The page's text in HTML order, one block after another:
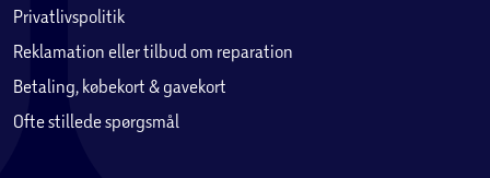
Privatlivspolitik
Reklamation eller tilbud om reparation
Betaling, købekort & gavekort
Ofte stillede spørgsmål